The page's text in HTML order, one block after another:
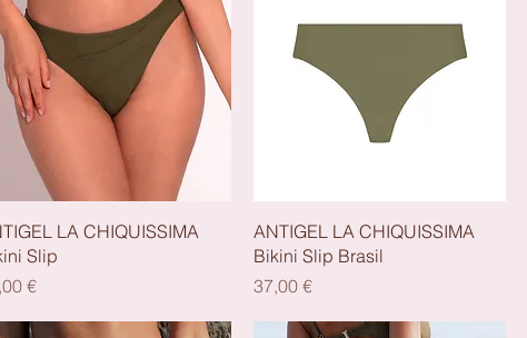
Schnellansicht
LA CHIQUISSIMA
Slip
€
Schnellansicht
ANTIGEL LA CHIQUISSIMA
Bikini Slip Brasil
Preis
37,00 €